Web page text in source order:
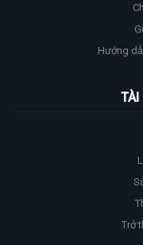
Hướng
TÀI
Trở